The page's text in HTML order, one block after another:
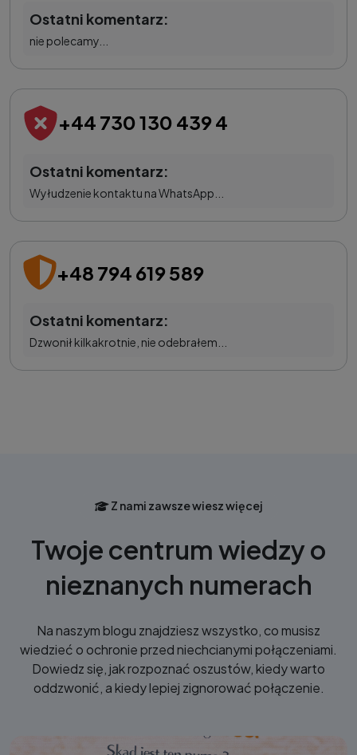
Ostatni komentarz:
nie polecamy...
+44 730 130 439 4
Ostatni komentarz:
Wyłudzenie kontaktu na WhatsApp...
+48 794 619 589
Ostatni komentarz:
Dzwonił kilkakrotnie, nie odebrałem...
Z nami zawsze wiesz więcej
Twoje centrum wiedzy o
nieznanych numerach
Na naszym blogu znajdziesz wszystko, co musisz
wiedzieć o ochronie przed niechcianymi połączeniami.
Dowiedz się, jak rozpoznać oszustów, kiedy warto
oddzwonić, a kiedy lepiej zignorować połączenie.